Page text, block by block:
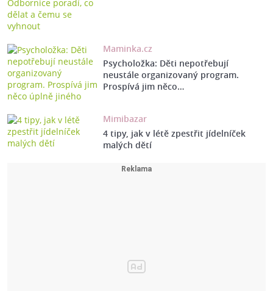
Maminka.cz
Psycholožka: Děti nepotřebují
neustále organizovaný program.
Prospívá jim něco…
Mimibazar
4 tipy, jak v létě zpestřit jídelníček
malých dětí